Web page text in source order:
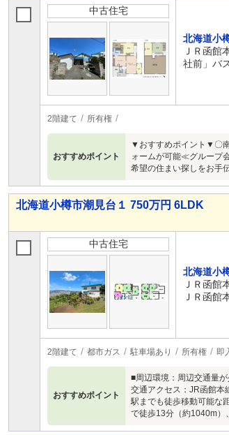
中古住宅
北海道小
ＪＲ函館
社前」バ
2階建て 所有権
おすすめポイント
▼おすすめポイント▼〇
ォームが可能≪グループ
希望の住まい探しをお手
北海道小樽市潮見台１ 750万円 6LDK
中古住宅
北海道小
ＪＲ函館
ＪＲ函館
2階建て 都市ガス 駐車場あり 所有権 即
おすすめポイント
■周辺環境：周辺交通量
交通アクセス：JR函館本
駅までも徒歩移動可能な
で徒歩13分（約1040m）